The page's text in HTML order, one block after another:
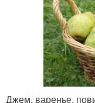
Джем, варенье,